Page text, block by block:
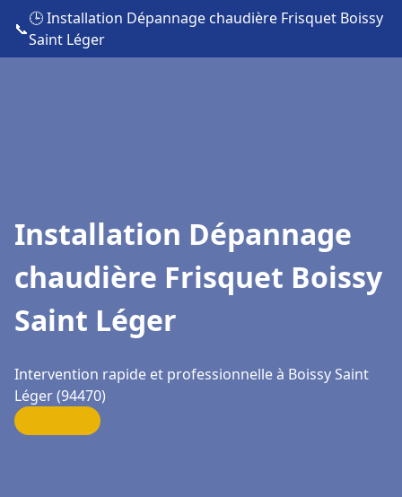
📞
🕒 Installation Dépannage chaudière Frisquet Boissy
Saint Léger
Installation Dépannage
chaudière Frisquet Boissy
Saint Léger
Intervention rapide et professionnelle à Boissy Saint
Léger (94470)